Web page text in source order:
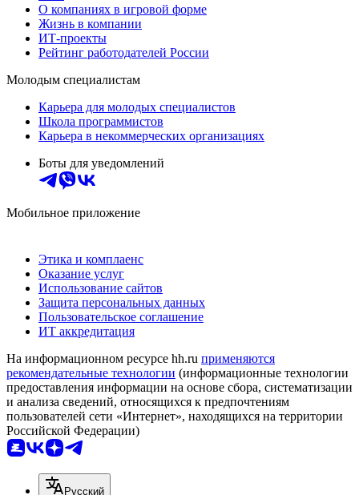
О компаниях в игровой форме
Жизнь в компании
ИТ-проекты
Рейтинг работодателей России
Молодым специалистам
Карьера для молодых специалистов
Школа программистов
Карьера в некоммерческих организациях
Боты для уведомлений
Мобильное приложение
Этика и комплаенс
Оказание услуг
Использование сайтов
Защита персональных данных
Пользовательское соглашение
ИТ аккредитация
На информационном ресурсе hh.ru применяются
рекомендательные технологии (информационные технологии
предоставления информации на основе сбора, систематизации
и анализа сведений, относящихся к предпочтениям
пользователей сети «Интернет», находящихся на территории
Российской Федерации)
Русский